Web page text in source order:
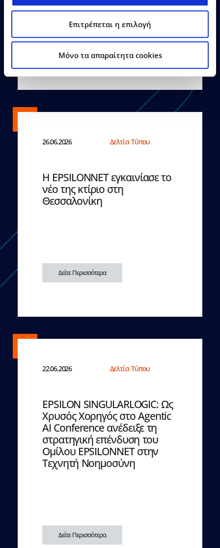
Επιτρέπεται η επιλογή
Mόνο τα απαραίτητα cookies
Δείτε Περισσότερα
26.06.2026 Δελτία Τύπου
Η EPSILONNET εγκαινίασε το
νέο της κτίριο στη
Θεσσαλονίκη
Δείτε Περισσότερα
22.06.2026 Δελτία Τύπου
EPSILON SINGULARLOGIC: Ως
Χρυσός Χορηγός στο Agentic
AI Conference ανέδειξε τη
στρατηγική επένδυση του
Ομίλου EPSILONNET στην
Τεχνητή Νοημοσύνη
Δείτε Περισσότερα